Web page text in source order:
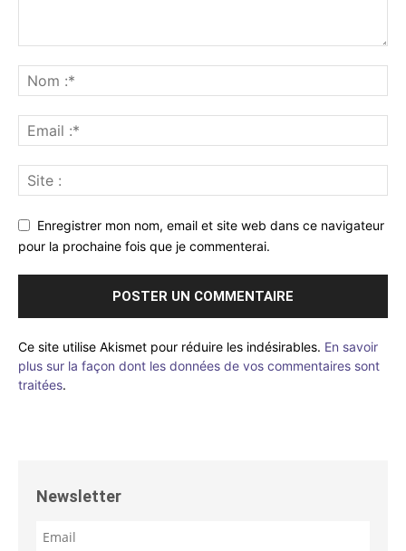
Enregistrer mon nom, email et site web dans ce navigateur
pour la prochaine fois que je commenterai.
Ce site utilise Akismet pour réduire les indésirables. En savoir
plus sur la façon dont les données de vos commentaires sont
traitées.
Newsletter